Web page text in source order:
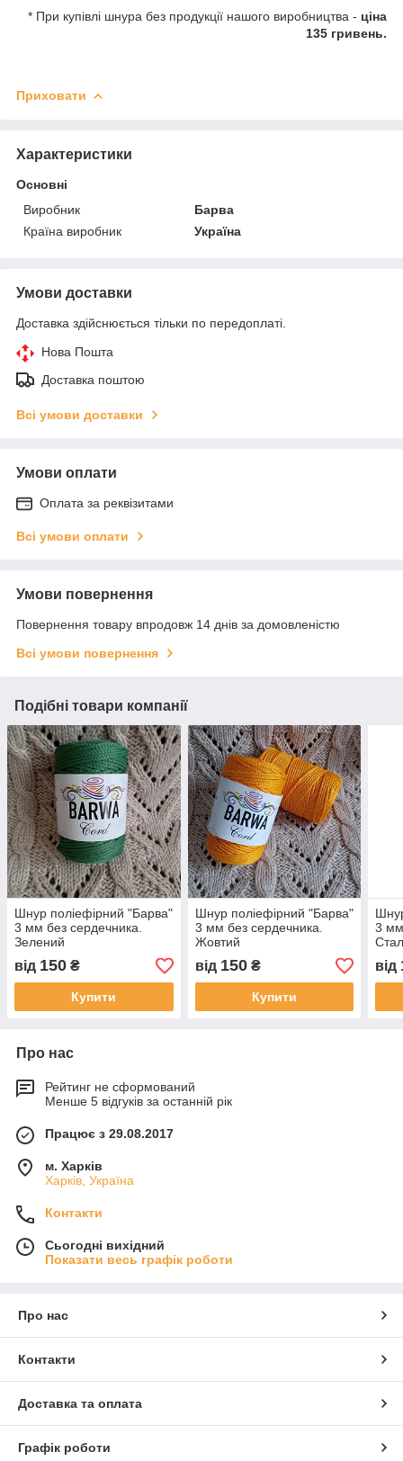
* При купівлі шнура без продукції нашого виробництва - ціна
135 гривень.
Приховати
Характеристики
Основні
Виробник
Барва
Країна виробник
Україна
Умови доставки
Доставка здійснюється тільки по передоплаті.
Нова Пошта
Доставка поштою
Всі умови доставки
Умови оплати
Оплата за реквізитами
Всі умови оплати
Умови повернення
Повернення товару впродовж 14 днів за домовленістю
Всі умови повернення
Подібні товари компанії
Шнур поліефірний "Барва"
3 мм без сердечника.
Зелений
від 150 ₴
Купити
Шнур поліефірний "Барва"
3 мм без сердечника.
Жовтий
від 150₴
Купити
3 мм
від
Про нас
Рейтинг не сформований
Менше 5 відгуків за останній рік
Працює з 29.08.2017
м. Харків
Харків, Україна
Контакти
Сьогодні вихідний
Показати весь графік роботи
Про нас
Контакти
Доставка та оплата
Графік роботи